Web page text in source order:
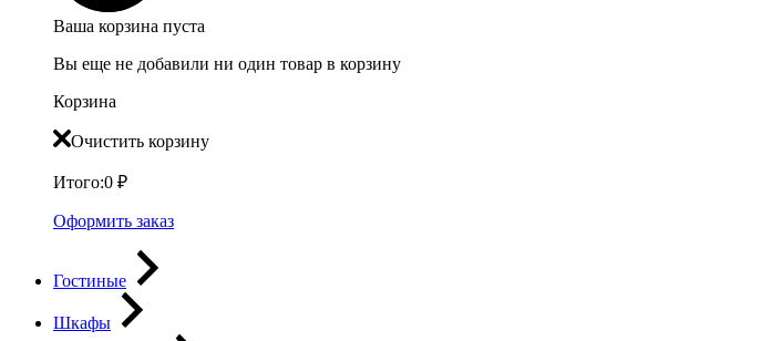
Ваша корзина пуста
Вы еще не добавили ни один товар в корзину
Корзина
Очистить корзину
Итого:0 ₽
Оформить заказ
Гостиные
Шкафы